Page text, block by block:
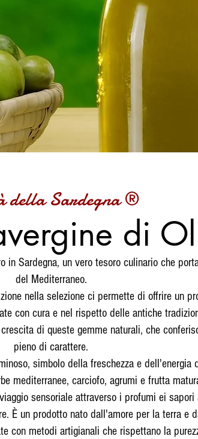
della Sardegna ®
di
Sardegna, un vero tesoro culinario che
del Mediterraneo.
nella selezione ci permette di offrire un
con cura e nel rispetto delle antiche
di queste gemme naturali, che
pieno di carattere.
simbolo della freschezza e
mediterranee, carciofo, agrumi e frutta
sensoriale attraverso i profumi ei
È un prodotto nato dall'amore per la terra e
con metodi artigianali che rispettano la